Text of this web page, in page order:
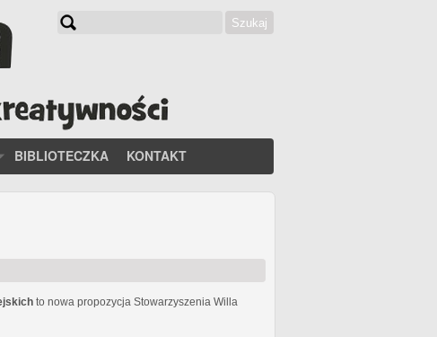
Szukaj
BIBLIOTECZKA KONTAKT
to nowa propozycja Stowarzyszenia Willa